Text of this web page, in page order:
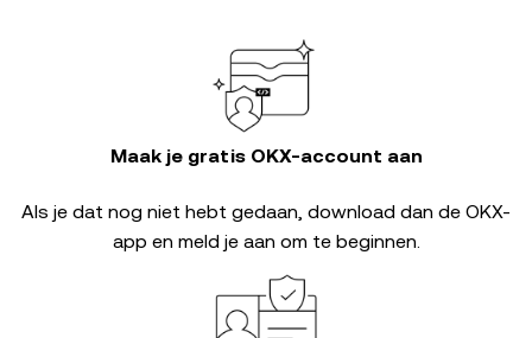
Maak je gratis OKX-account aan
Als je dat nog niet hebt gedaan, download dan de OKX-
app en meld je aan om te beginnen.